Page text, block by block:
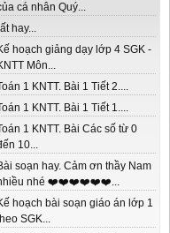
cá nhân Quý...
hay...
hoạch giảng dạy lớp 4 SGK -
Môn...
1 KNTT. Bài 1 Tiết 2....
1 KNTT. Bài 1 Tiết 1....
1 KNTT. Bài Các số từ 0
10...
soạn hay. Cảm ơn thầy Nam
nhé ❤️❤️❤️❤️❤️❤️...
hoạch bài soạn giáo án lớp 1
SGK...